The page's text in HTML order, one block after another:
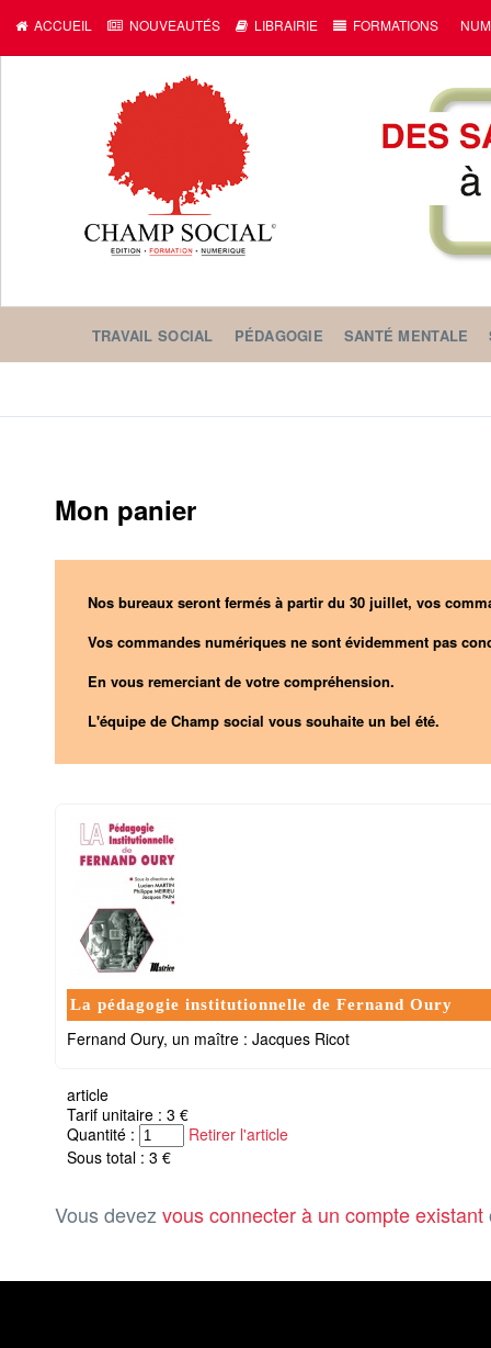
ACCUEIL NOUVEAUTÉS LIBRAIRIE FORMATIONS
TRAVAIL SOCIAL PÉDAGOGIE SANTÉ MENTALE
Mon panier
Nos bureaux seront fermés à partir du 30 juillet, vos
Vos commandes numériques ne sont évidemment pas
En vous remerciant de votre compréhension.
L'équipe de Champ social vous souhaite un bel été.
La pédagogie institutionnelle de Fernand Oury
Fernand Oury, un maître : Jacques Ricot
article
Tarif unitaire : 3 €
Quantité :
Retirer l'article
Sous total : 3 €
Vous devez vous connecter à un compte existant